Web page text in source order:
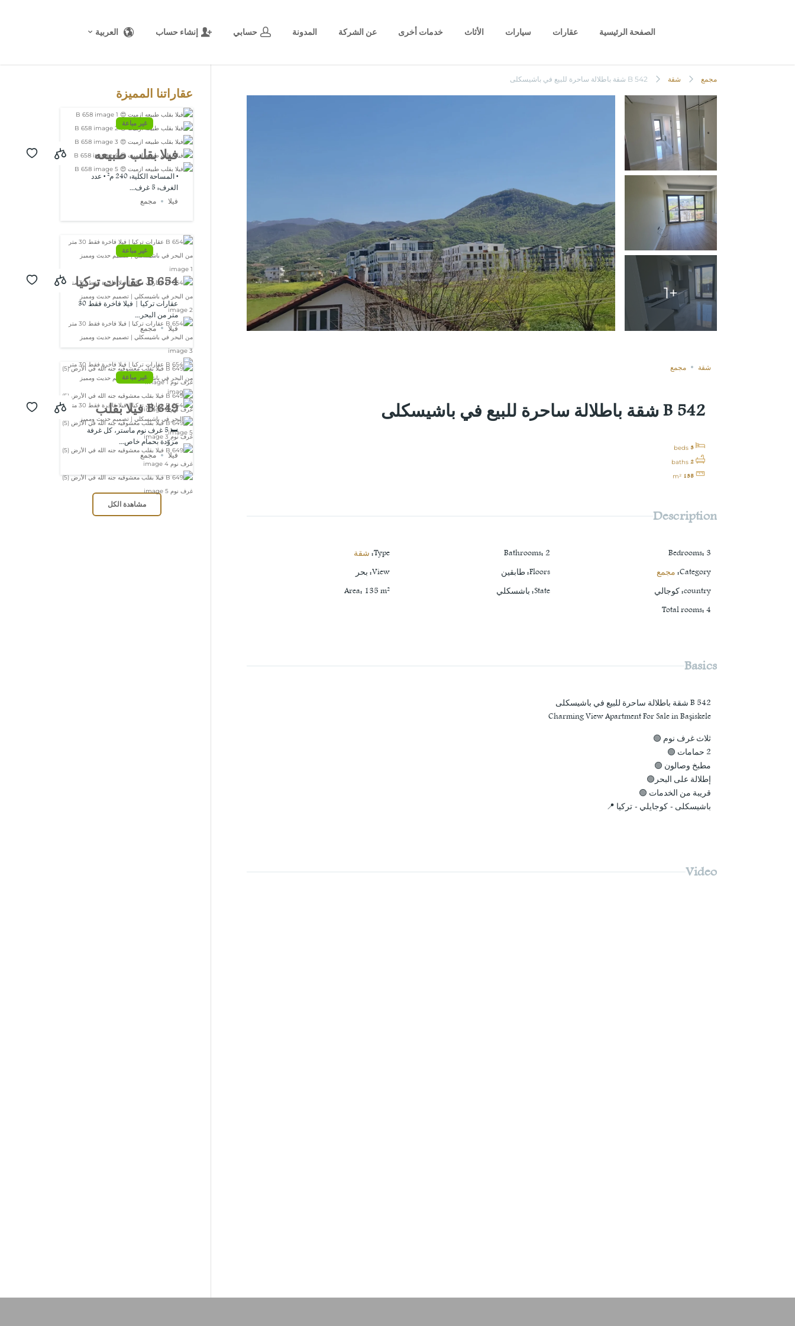
الصفحة الرئيسية عقارات سيارات الأثاث خدمات أخرى عن الشركة المدونة حسابي إنشاء حساب العربية
مجمع شقة B 542 شقة باطلالة ساحرة للبيع في باشيسكلى
+1
شقة مجمع
B 542 شقة باطلالة ساحرة للبيع في باشيسكلى
3
beds
2
baths
135
m²
Description
Bedrooms: 3
Bathrooms: 2
Type
: شقة
Category
: مجمع Floors
:طابقين View
: بحر
country
:كوجالي State
: باشسكلي Area: 135 m²
Total rooms: 4
Basics
B 542 شقة باطلالة ساحرة للبيع في باشيسكلى
Charming View Apartment For Sale in Başiskele
ثلاث غرف نوم 🟢
2 حمامات 🟢
مطبخ وصالون 🟢
إطلالة على البحر🟢
قريبة من الخدمات 🟢
باشيسكلى - كوجايلي - تركيا 📍
Video
عقاراتنا المميزة
غير مباعة
فيلا بقلب طبيعه
ازميت 😍 B 658
• المساحة الكلية: 240 م² • عدد
الغرف: 5 غرف...
فيلا
مجمع
غير مباعة
B 654 عقارات تركيا
| فيلا فاخرة فقط
30 متر من البحر
في باشيسكلي |
تصميم حديث
ومميز
عقارات تركيا | فيلا فاخرة فقط 30
متر من البحر...
فيلا
مجمع
غير مباعة
B 649 فيلا بقلب
معشوقيه جنه الله
في الأرض (5) غرف
نوم
🛏️ 5 غرف نوم ماستر، كل غرفة
مزوّدة بحمام خاص...
فيلا
مجمع
مشاهدة الكل